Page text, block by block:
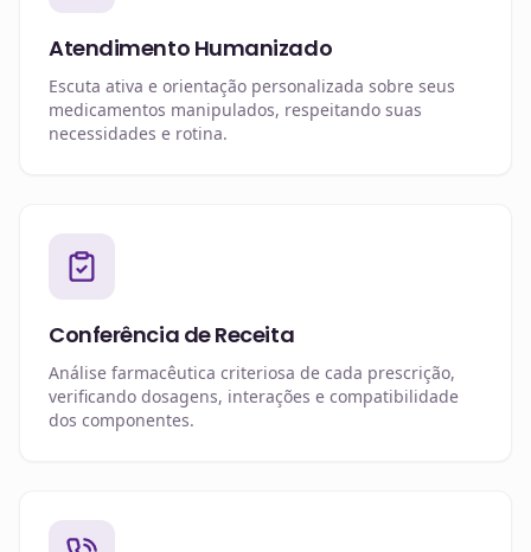
Atendimento Humanizado
Escuta ativa e orientação personalizada sobre seus
medicamentos manipulados, respeitando suas
necessidades e rotina.
Conferência de Receita
Análise farmacêutica criteriosa de cada prescrição,
verificando dosagens, interações e compatibilidade
dos componentes.